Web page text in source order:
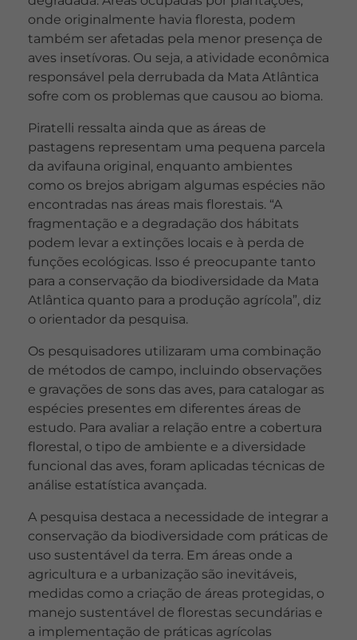
onde originalmente havia floresta, podem
também ser afetadas pela menor presença de
aves insetívoras. Ou seja, a atividade econômica
responsável pela derrubada da Mata Atlântica
sofre com os problemas que causou ao bioma.
Piratelli ressalta ainda que as áreas de
pastagens representam uma pequena parcela
da avifauna original, enquanto ambientes
como os brejos abrigam algumas espécies não
encontradas nas áreas mais florestais. “A
fragmentação e a degradação dos hábitats
podem levar a extinções locais e à perda de
funções ecológicas. Isso é preocupante tanto
para a conservação da biodiversidade da Mata
Atlântica quanto para a produção agrícola”, diz
o orientador da pesquisa.
Os pesquisadores utilizaram uma combinação
de métodos de campo, incluindo observações
e gravações de sons das aves, para catalogar as
espécies presentes em diferentes áreas de
estudo. Para avaliar a relação entre a cobertura
florestal, o tipo de ambiente e a diversidade
funcional das aves, foram aplicadas técnicas de
análise estatística avançada.
A pesquisa destaca a necessidade de integrar a
conservação da biodiversidade com práticas de
uso sustentável da terra. Em áreas onde a
agricultura e a urbanização são inevitáveis,
medidas como a criação de áreas protegidas, o
manejo sustentável de florestas secundárias e
a implementação de práticas agrícolas